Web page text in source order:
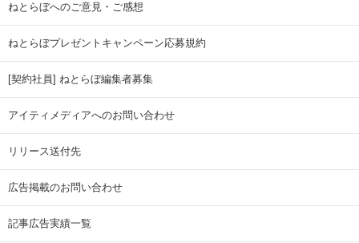
ねとらぼへのご意見・ご感想
ねとらぼプレゼントキャンペーン応募規約
[契約社員] ねとらぼ編集者募集
アイティメディアへのお問い合わせ
リリース送付先
広告掲載のお問い合わせ
記事広告実績一覧